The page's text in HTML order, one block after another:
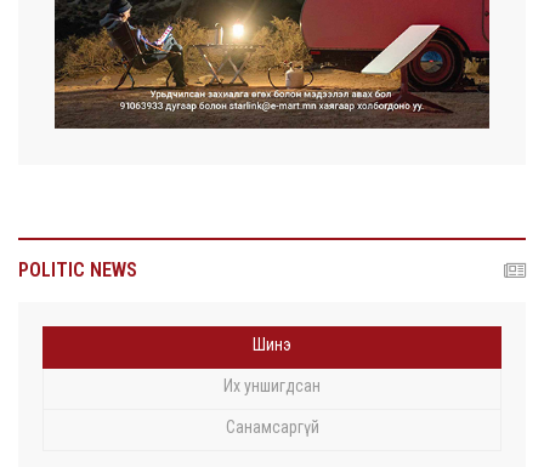
POLITIC NEWS
Шинэ
Их уншигдсан
Санамсаргүй